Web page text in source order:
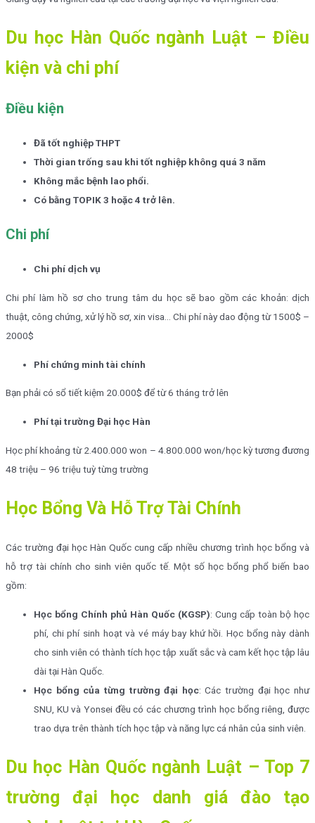
Du học Hàn Quốc ngành Luật – Điều
kiện và chi phí
Điều kiện
Đã tốt nghiệp THPT
Thời gian trống sau khi tốt nghiệp không quá 3 năm
Không mắc bệnh lao phổi.
Có bằng TOPIK 3 hoặc 4 trở lên.
Chi phí
Chi phí dịch vụ
Chi phí làm hồ sơ cho trung tâm du học sẽ bao gồm các khoản: dịch
thuật, công chứng, xử lý hồ sơ, xin visa… Chi phí này dao động từ 1500$ –
2000$
Phí chứng minh tài chính
Bạn phải có sổ tiết kiệm 20.000$ để từ 6 tháng trở lên
Phí tại trường Đại học Hàn
Học phí khoảng từ 2.400.000 won – 4.800.000 won/học kỳ tương đương
48 triệu – 96 triệu tuỳ từng trường
Học Bổng Và Hỗ Trợ Tài Chính
Các trường đại học Hàn Quốc cung cấp nhiều chương trình học bổng và
hỗ trợ tài chính cho sinh viên quốc tế. Một số học bổng phổ biến bao
gồm:
Học bổng Chính phủ Hàn Quốc (KGSP): Cung cấp toàn bộ học
phí, chi phí sinh hoạt và vé máy bay khứ hồi. Học bổng này dành
cho sinh viên có thành tích học tập xuất sắc và cam kết học tập lâu
dài tại Hàn Quốc.
Học bổng của từng trường đại học: Các trường đại học như
SNU, KU và Yonsei đều có các chương trình học bổng riêng, được
trao dựa trên thành tích học tập và năng lực cá nhân của sinh viên.
Du học Hàn Quốc ngành Luật – Top 7
trường đại học danh giá đào tạo